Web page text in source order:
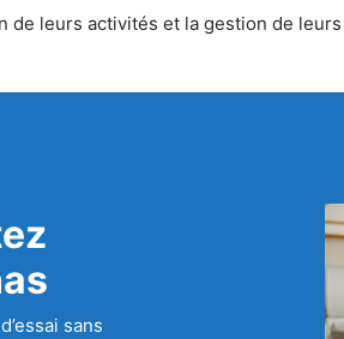
de leurs activités et la gestion de
sans